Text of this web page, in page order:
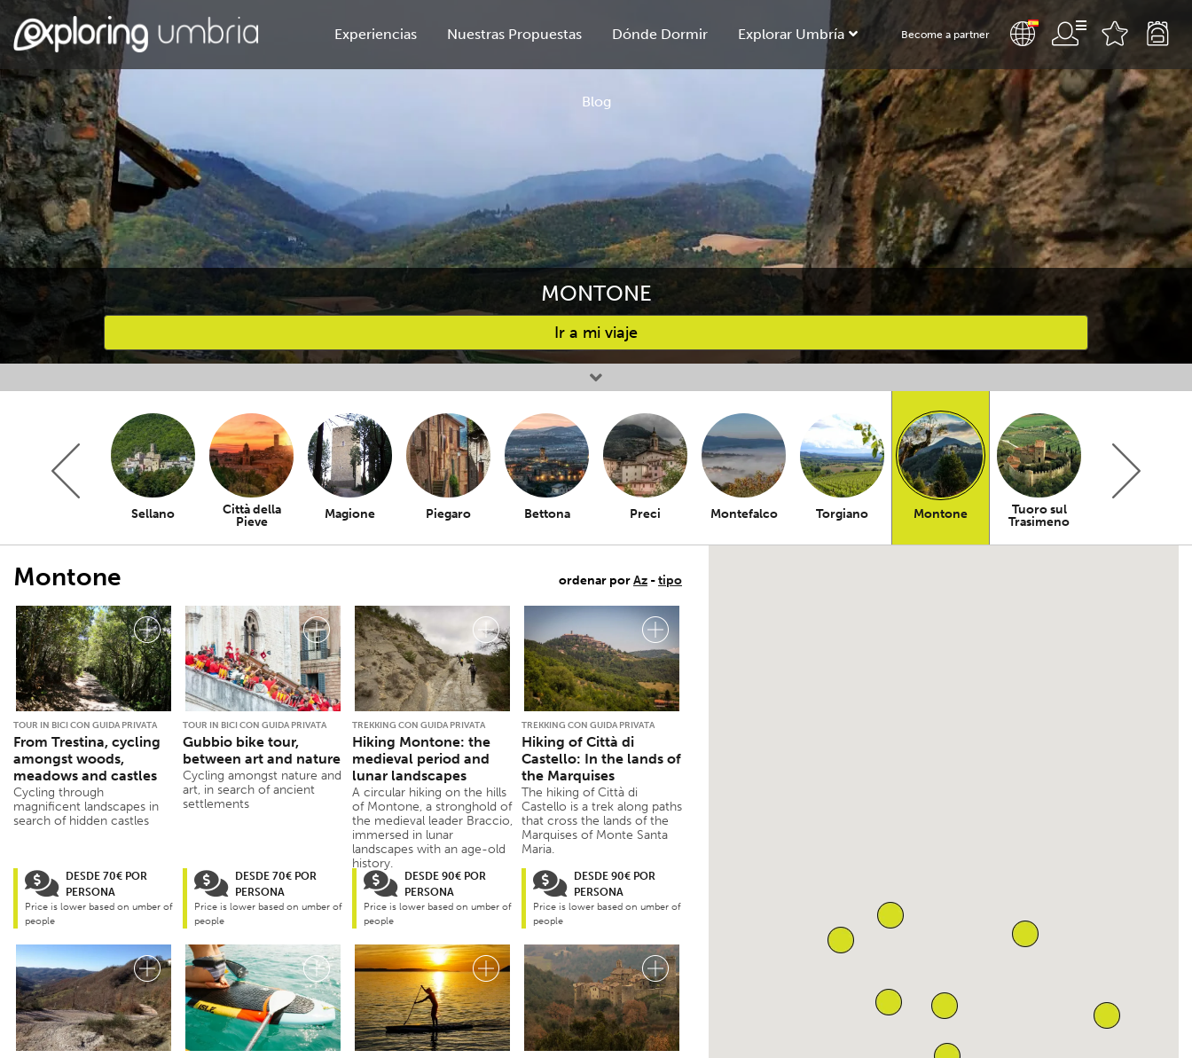
Experiencias Nuestras Propuestas Dónde Dormir Explorar Umbría
Blog
Become a partner
MONTONE
Ir a mi viaje
Favourites
Sellano
Città della
Pieve
Magione Piegaro Bettona Preci Montefalco Torgiano Montone
Tuoro sul
Trasimeno
ordenar porAz -tipo
Montone
TOUR IN BICI CON GUIDA PRIVATA
From Trestina, cycling
amongst woods,
meadows and castles
Cycling through
magnificent landscapes in
search of hidden castles
DESDE 70€ POR
PERSONA
Price is lower based on umber of
people
TOUR IN BICI CON GUIDA PRIVATA
Gubbio bike tour,
between art and nature
Cycling amongst nature and
art, in search of ancient
settlements
DESDE 70€ POR
PERSONA
Price is lower based on umber of
people
TREKKING CON GUIDA PRIVATA
Hiking Montone: the
medieval period and
lunar landscapes
A circular hiking on the hills
of Montone, a stronghold of
the medieval leader Braccio,
immersed in lunar
landscapes with an age-old
history.
DESDE 90€ POR
PERSONA
Price is lower based on umber of
people
TREKKING CON GUIDA PRIVATA
Hiking of Città di
Castello: In the lands of
the Marquises
The hiking of Città di
Castello is a trek along paths
that cross the lands of the
Marquises of Monte Santa
Maria.
DESDE 90€ POR
PERSONA
Price is lower based on umber of
people